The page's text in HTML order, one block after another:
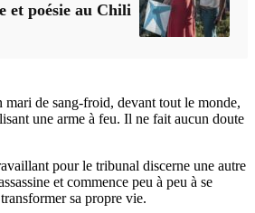
et poésie au Chili
mari de sang-froid, devant tout le monde,
une arme à feu. Il ne fait aucun doute
pour le tribunal discerne une autre
et commence peu à peu à se
sa propre vie.